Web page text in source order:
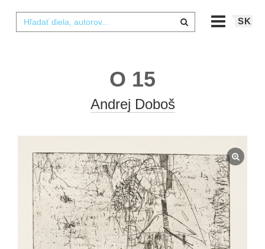
SK
O 15
Andrej Doboš